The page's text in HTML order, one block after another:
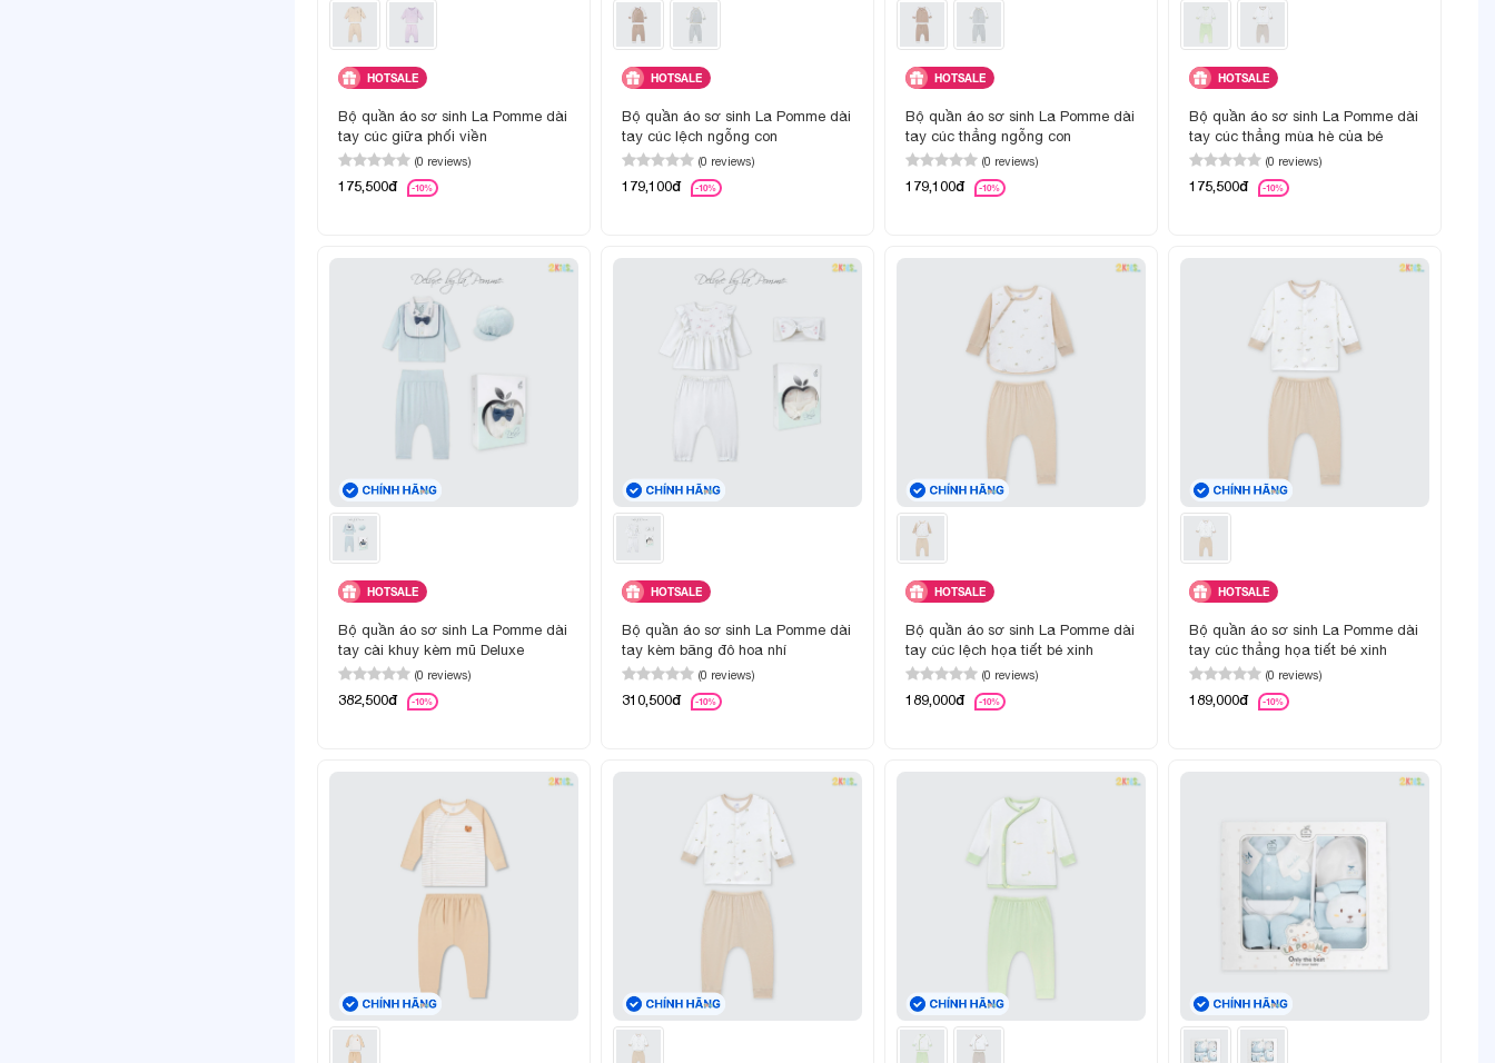
HOTSALE
Bộ quần áo sơ sinh La Pomme dài
tay cúc giữa phối viền
(0 reviews)
175,500đ -10%
HOTSALE
Bộ quần áo sơ sinh La Pomme dài
tay cúc lệch ngỗng con
(0 reviews)
179,100đ -10%
HOTSALE
Bộ quần áo sơ sinh La Pomme dài
tay cúc thẳng ngỗng con
(0 reviews)
179,100đ -10%
HOTSALE
Bộ quần áo sơ sinh La Pomme dài
tay cúc thẳng mùa hè của bé
(0 reviews)
175,500đ -10%
HOTSALE
Bộ quần áo sơ sinh La Pomme dài
tay cài khuy kèm mũ Deluxe
(0 reviews)
382,500đ -10%
HOTSALE
Bộ quần áo sơ sinh La Pomme dài
tay kèm băng đô hoa nhí
(0 reviews)
310,500đ -10%
HOTSALE
Bộ quần áo sơ sinh La Pomme dài
tay cúc lệch họa tiết bé xinh
(0 reviews)
189,000đ -10%
HOTSALE
Bộ quần áo sơ sinh La Pomme dài
tay cúc thẳng họa tiết bé xinh
(0 reviews)
189,000đ -10%